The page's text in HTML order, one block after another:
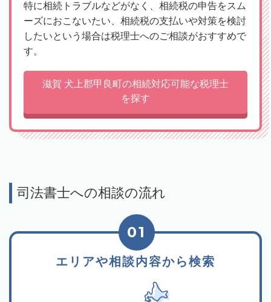
特に相続トラブルなどがなく、相続税の申告をスム
ーズにおこないたい、相続税の支払いや対策を検討
したいという場合は税理士へのご相談がおすすめで
す。
滋賀 犬上郡甲良町の相続対応可能な税理士
を探す
司法書士への相談の流れ
エリアや相談内容から検索
01